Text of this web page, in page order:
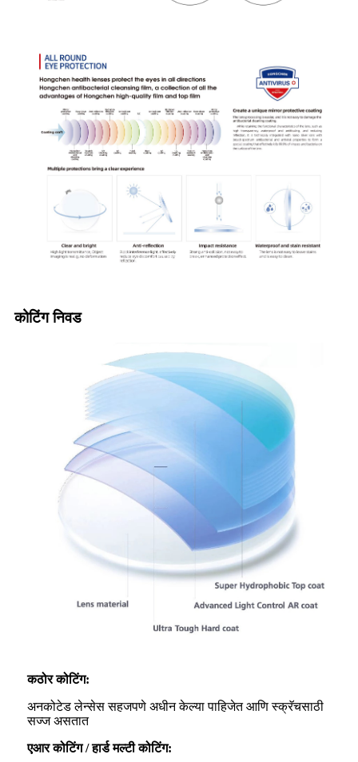
कोटिंग निवड
कठोर कोटिंग:
अनकोटेड लेन्सेस सहजपणे अधीन केल्या पाहिजेत आणि स्क्रॅचसाठी
सज्ज असतात
एआर कोटिंग / हार्ड मल्टी कोटिंग: